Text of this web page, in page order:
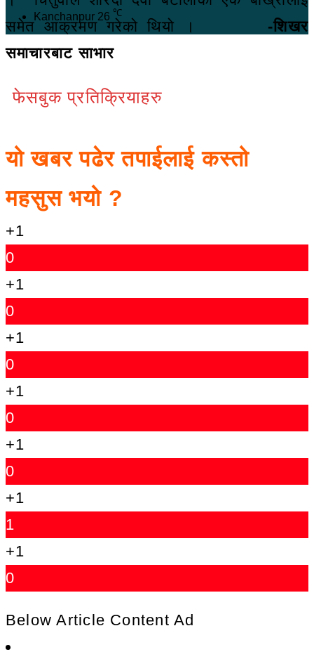
Kanchanpur 26 ℃
समेत आक्रमण गरेको थियो ।
-शिखर
समाचारबाट साभार
फेसबुक प्रतिक्रियाहरु
यो खबर पढेर तपाईलाई कस्तो
महसुस भयो ?
+1
0
+1
0
+1
0
+1
0
+1
0
+1
1
+1
0
Below Article Content Ad